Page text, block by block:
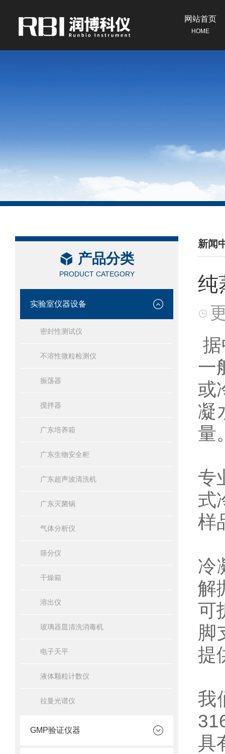
网站首页
HOME
产品分类
PRODUCT CATEGORY
实验室仪器设备
密封性测试仪
不溶性微粒检测仪
振荡器
搅拌器
广东培养箱
广东生物安全柜
广东超声波清洗机
广东灭菌锅
气体分析仪
筛分仪
干燥箱
溶出仪
玻璃器皿清洗消毒机
电子天平
液体颗粒计数仪
拉曼光谱仪
GMP验证仪器
新闻
/
纯
一
或
凝
量
专
式
样
冷
解
可
脚
提
我
具